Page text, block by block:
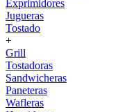
Exprimidores
Jugueras
Tostado
+
Grill
Tostadoras
Sandwicheras
Paneteras
Wafleras